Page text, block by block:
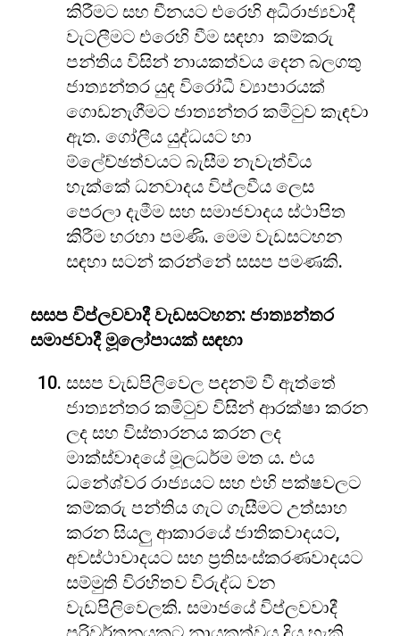
කිරීමට සහ චීනයට එරෙහි අධිරාජ්‍යවාදී
වැටලීමට එරෙහි වීම සඳහා කම්කරු
පන්තිය විසින් නායකත්වය දෙන බලගතු
ජාත්‍යන්තර යුද විරෝධී ව්‍යාපාරයක්
ගොඩනැගීමට ජාත්‍යන්තර කමිටුව කැඳවා
ඇත. ගෝලීය යුද්ධයට හා
ම්ලේච්ඡත්වයට බැසීම නැවැත්විය
හැක්කේ ධනවාදය විප්ලවීය ලෙස
පෙරලා දැමීම සහ සමාජවාදය ස්ථාපිත
කිරීම හරහා පමණි. මෙම වැඩසටහන
සඳහා සටන් කරන්නේ සසප පමණකි.
සසප විප්ලවවාදී වැඩසටහන: ජාත්‍යන්තර
සමාජවාදී මූලෝපායක් සඳහා
සසප වැඩපිලිවෙල පදනම් වී ඇත්තේ
ජාත්‍යන්තර කමිටුව විසින් ආරක්ෂා කරන
ලද සහ විස්තාරනය කරන ලද
මාක්ස්වාදයේ මූලධර්ම මත ය. එය
ධනේශ්වර රාජ්‍යයට සහ එහි පක්ෂවලට
කම්කරු පන්තිය ගැට ගැසීමට උත්සාහ
කරන සියලු ආකාරයේ ජාතිකවාදයට,
අවස්ථාවාදයට සහ ප්‍රතිසංස්කරණවාදයට
සම්මුති විරහිතව විරුද්ධ වන
වැඩපිලිවෙලකි. සමාජයේ විප්ලවවාදී